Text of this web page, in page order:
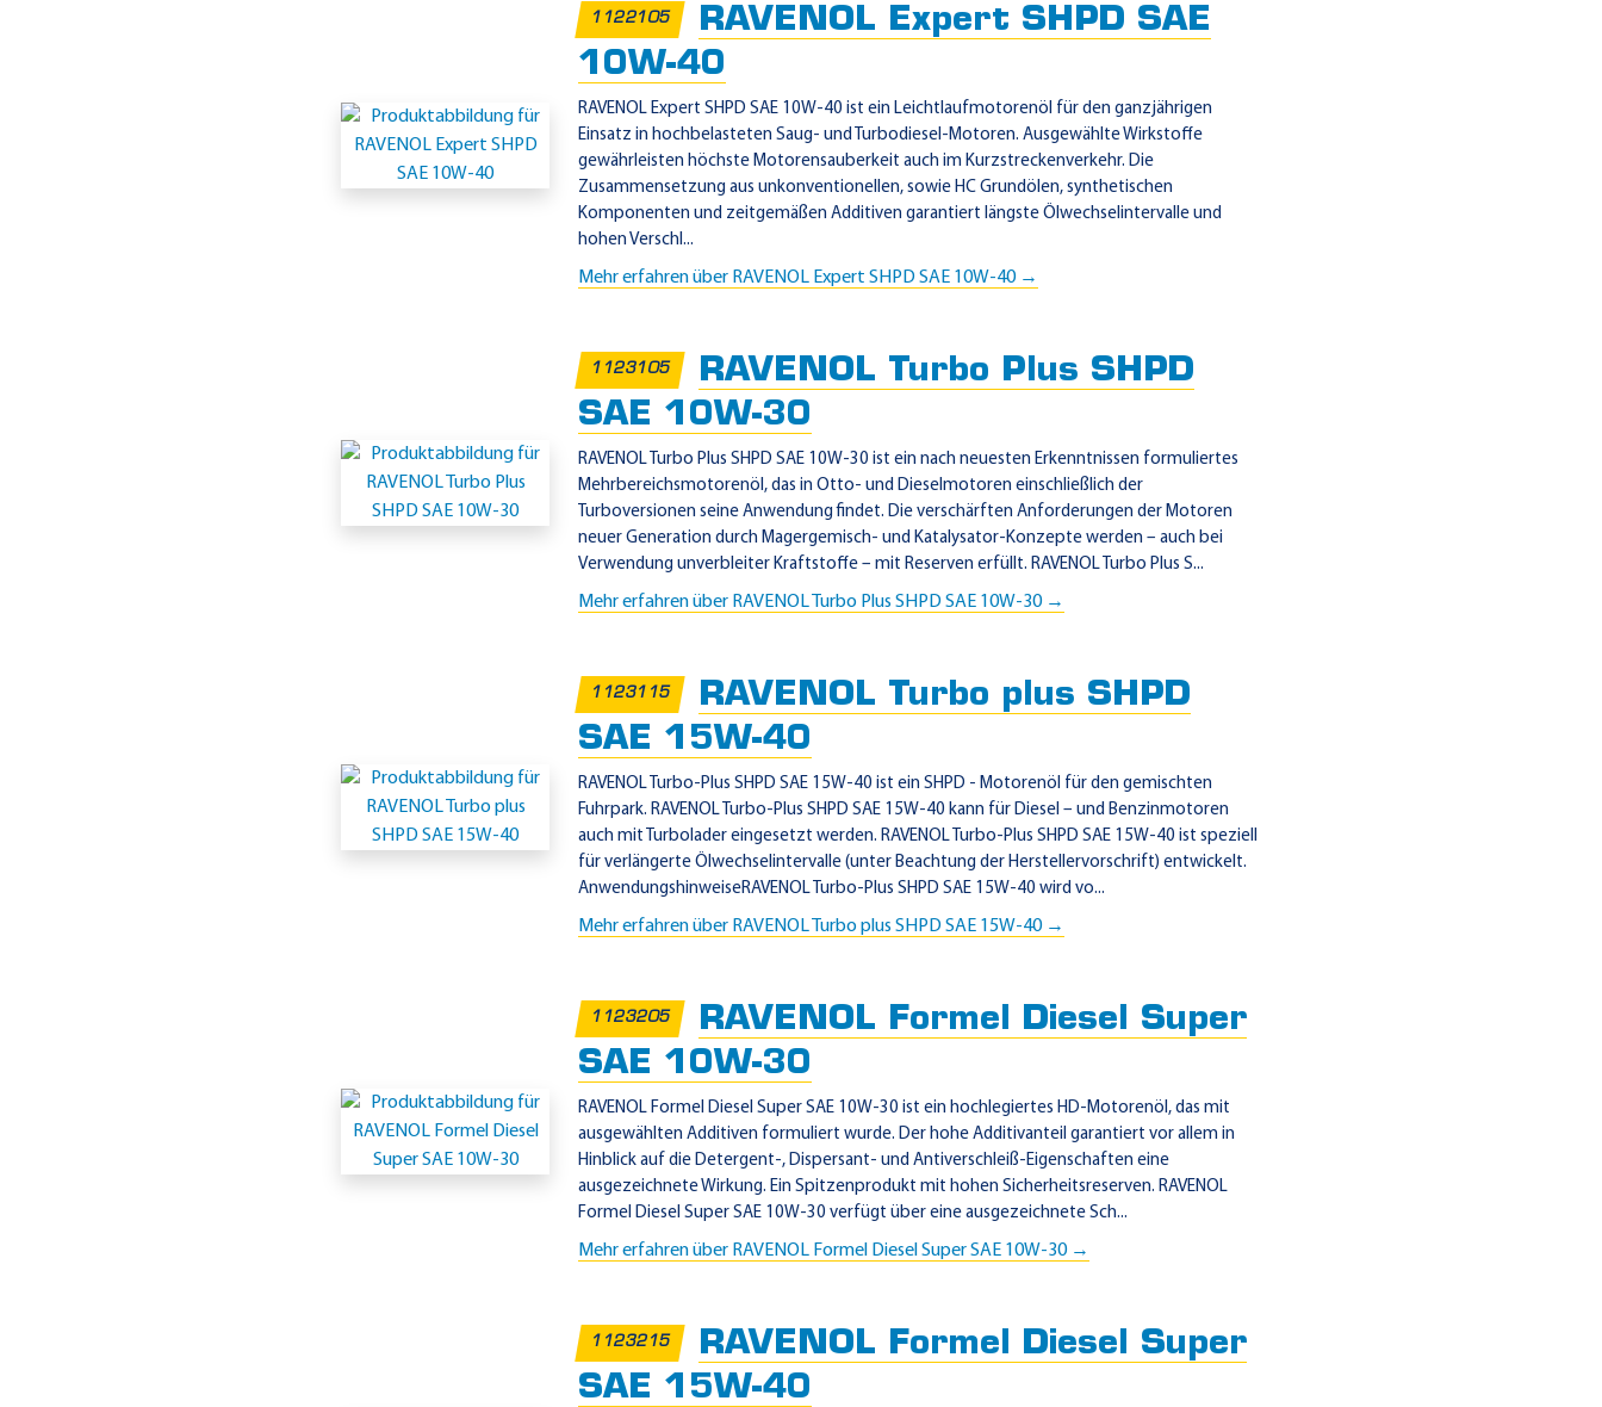
1122105
RAVENOL Expert SHPD SAE
10W-40
RAVENOL Expert SHPD SAE 10W-40 ist ein Leichtlaufmotorenöl für den ganzjährigen
Einsatz in hochbelasteten Saug- und Turbodiesel-Motoren. Ausgewählte Wirkstoffe
gewährleisten höchste Motorensauberkeit auch im Kurzstreckenverkehr. Die
Zusammensetzung aus unkonventionellen, sowie HC Grundölen, synthetischen
Komponenten und zeitgemäßen Additiven garantiert längste Ölwechselintervalle und
hohen Verschl...
Mehr erfahren über RAVENOL Expert SHPD SAE 10W-40 →
1123105
RAVENOL Turbo Plus SHPD
SAE 10W-30
RAVENOL Turbo Plus SHPD SAE 10W-30 ist ein nach neuesten Erkenntnissen formuliertes
Mehrbereichsmotorenöl, das in Otto- und Dieselmotoren einschließlich der
Turboversionen seine Anwendung findet. Die verschärften Anforderungen der Motoren
neuer Generation durch Magergemisch- und Katalysator-Konzepte werden – auch bei
Verwendung unverbleiter Kraftstoffe – mit Reserven erfüllt. RAVENOL Turbo Plus S...
Mehr erfahren über RAVENOL Turbo Plus SHPD SAE 10W-30 →
1123115
RAVENOL Turbo plus SHPD
SAE 15W-40
RAVENOL Turbo-Plus SHPD SAE 15W-40 ist ein SHPD - Motorenöl für den gemischten
Fuhrpark. RAVENOL Turbo-Plus SHPD SAE 15W-40 kann für Diesel – und Benzinmotoren
auch mit Turbolader eingesetzt werden. RAVENOL Turbo-Plus SHPD SAE 15W-40 ist speziell
für verlängerte Ölwechselintervalle (unter Beachtung der Herstellervorschrift) entwickelt.
AnwendungshinweiseRAVENOL Turbo-Plus SHPD SAE 15W-40 wird vo...
Mehr erfahren über RAVENOL Turbo plus SHPD SAE 15W-40 →
1123205
RAVENOL Formel Diesel Super
SAE 10W-30
RAVENOL Formel Diesel Super SAE 10W-30 ist ein hochlegiertes HD-Motorenöl, das mit
ausgewählten Additiven formuliert wurde. Der hohe Additivanteil garantiert vor allem in
Hinblick auf die Detergent-, Dispersant- und Antiverschleiß-Eigenschaften eine
ausgezeichnete Wirkung. Ein Spitzenprodukt mit hohen Sicherheitsreserven. RAVENOL
Formel Diesel Super SAE 10W-30 verfügt über eine ausgezeichnete Sch...
Mehr erfahren über RAVENOL Formel Diesel Super SAE 10W-30 →
1123215
RAVENOL Formel Diesel Super
SAE 15W-40